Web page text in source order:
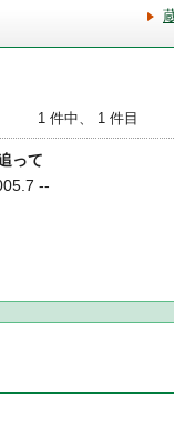
1 件中、 1 件目
って
--